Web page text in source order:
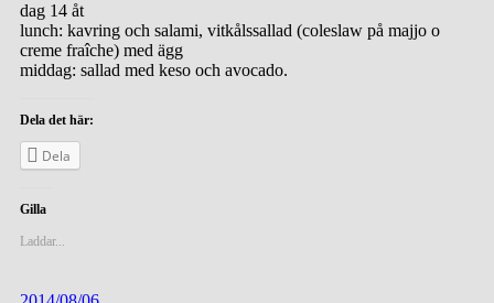
dag 14 åt
lunch: kavring och salami, vitkålssallad (coleslaw på majjo o
creme fraîche) med ägg
middag: sallad med keso och avocado.
Dela det här:
Dela
Gilla
Laddar...